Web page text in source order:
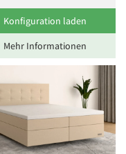
Konfiguration laden
Mehr Informationen